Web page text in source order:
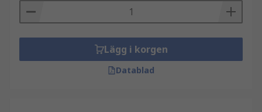
Lägg i korgen
Datablad